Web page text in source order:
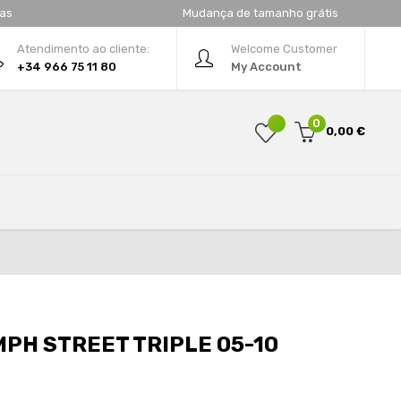
Mudança de tamanho grátis
Welcome Customer
My Account
Atendimento ao cliente:
+34 966 75 11 80
0
0,00 €
STREET TRIPLE 05-10